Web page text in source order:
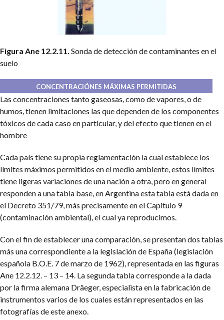
Figura Ane 12.2.11. Sonda de detección de contaminantes en el
suelo
CONCENTRACIÓNES MÁXIMAS PERMITIDAS
Las concentraciones tanto gaseosas, como de vapores, o de
humos, tienen limitaciones las que dependen de los componentes
tóxicos de cada caso en particular, y del efecto que tienen en el
hombre
Cada país tiene su propia reglamentación la cual establece los
límites máximos permitidos en el medio ambiente, estos límites
tiene ligeras variaciones de una nación a otra, pero en general
responden a una tabla base, en Argentina esta tabla está dada en
el Decreto 351/79, más precisamente en el Capitulo 9
(contaminación ambiental), el cual ya reproducimos.
Con el fin de establecer una comparación, se presentan dos tablas
más una correspondiente a la legislación de España (legislación
española B.O.E. 7 de marzo de 1962), representada en las figuras
Ane 12.2.12. – 13 – 14. La segunda tabla corresponde a la dada
por la firma alemana Dräeger, especialista en la fabricación de
instrumentos varios de los cuales están representados en las
fotografías de este anexo.